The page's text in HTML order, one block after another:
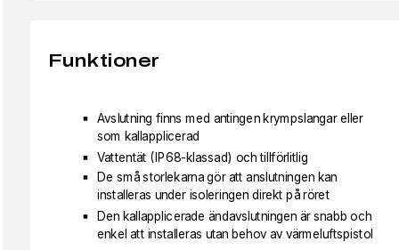
Funktioner
Avslutning finns med antingen krympslangar eller
som kallapplicerad
Vattentät (IP68-klassad) och tillförlitlig
De små storlekarna gör att anslutningen kan
installeras under isoleringen direkt på röret
Den kallapplicerade ändavslutningen är snabb och
enkel att installeras utan behov av värmeluftspistol